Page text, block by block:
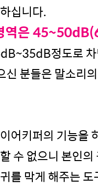
십니다.
역은
정도로
분들은 말소리
어키퍼의 기능을
수 없으니 본인
를 막게 해주는